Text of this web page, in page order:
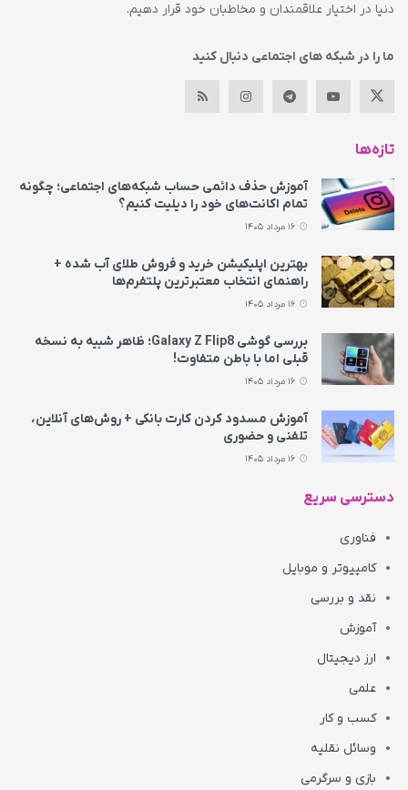
دنیا در اختیار علاقمندان و مخاطبان خود قرار دهیم.
ما را در شبکه های اجتماعی دنبال کنید
تازه‌ها
آموزش حذف دائمی حساب شبکه‌های اجتماعی؛ چگونه
تمام اکانت‌های خود را دیلیت کنیم؟
بهترین اپلیکیشن خرید و فروش طلای آب شده +
راهنمای انتخاب معتبرترین پلتفرم‌ها
بررسی گوشی Galaxy Z Flip8؛ ظاهر شبیه به نسخه
قبلی اما با باطن متفاوت!
آموزش مسدود کردن کارت بانکی + روش‌های آنلاین،
تلفنی و حضوری
دسترسی سریع
فناوری
کامپیوتر و موبایل
نقد و بررسی
آموزش
ارز دیجیتال
علمی
کسب و کار
وسائل نقلیه
بازی و سرگرمی